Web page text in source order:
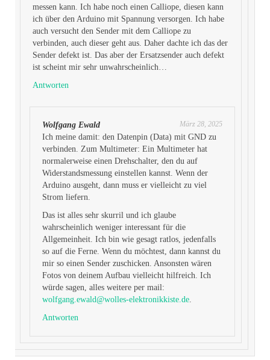
messen kann. Ich habe noch einen Calliope, diesen kann
ich über den Arduino mit Spannung versorgen. Ich habe
auch versucht den Sender mit dem Calliope zu
verbinden, auch dieser geht aus. Daher dachte ich das der
Sender defekt ist. Das aber der Ersatzsender auch defekt
ist scheint mir sehr unwahrscheinlich…
Antworten
Wolfgang Ewald März 28, 2025
Ich meine damit: den Datenpin (Data) mit GND zu
verbinden. Zum Multimeter: Ein Multimeter hat
normalerweise einen Drehschalter, den du auf
Widerstandsmessung einstellen kannst. Wenn der
Arduino ausgeht, dann muss er vielleicht zu viel
Strom liefern.
Das ist alles sehr skurril und ich glaube
wahrscheinlich weniger interessant für die
Allgemeinheit. Ich bin wie gesagt ratlos, jedenfalls
so auf die Ferne. Wenn du möchtest, dann kannst du
mir so einen Sender zuschicken. Ansonsten wären
Fotos von deinem Aufbau vielleicht hilfreich. Ich
würde sagen, alles weitere per mail:
wolfgang.ewald@wolles-elektronikkiste.de.
Antworten